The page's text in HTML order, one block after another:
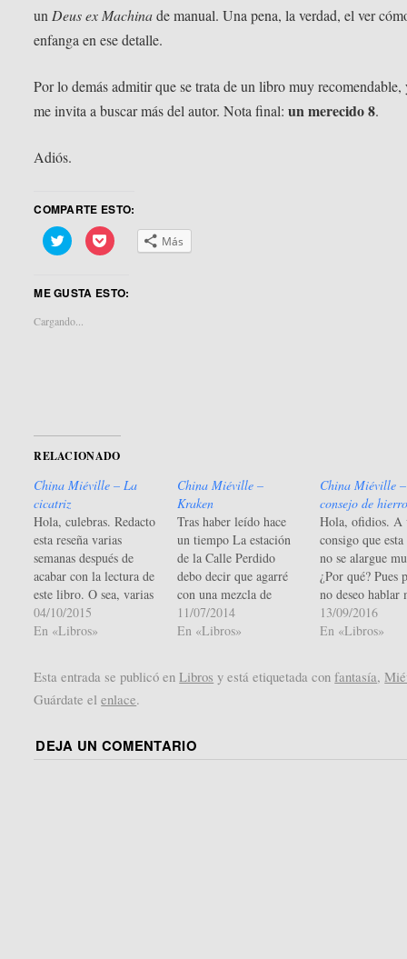
unDeus ex Machinade manual. Una pena, la verdad, el ver
enfanga en ese detalle.
Por lo demás admitir que se trata de un libro muy recomendable,
me invita a buscar más del autor. Nota final:un merecido 8.
Adiós.
COMPARTE ESTO:
Haz
clic
Twitter
abre
en
Haz
clic
Pocket
Más
ME GUSTA ESTO:
Cargando...
RELACIONADO
China Miéville – La
cicatriz
Hola, culebras. Redacto
esta reseña varias
semanas después de
acabar con la lectura de
este libro. O sea, varias
semanas después de la
fecha que tiene esta
cabreado y ocupado
como para ponerme a
que pongo ahora va…
04/10/2015
En «Libros»
China Miéville –
Kraken
Tras haber leído hace
un tiempo La estación
de la Calle Perdido
debo decir que agarré
con una mezcla de
sentimientos este
Kraken. Me explico: el
fresco, invitando a
Crobuzón, pero lo
leído…
11/07/2014
En «Libros»
China Miéville
consejo de
Hola, ofidios. A
consigo que esta
no se alargue
¿Por qué? Pues
no deseo hablar
del mejor libro
leído en mucho
de hierro
13/09/2016
En «Libros»
Esta entrada se publicó enLibros y está etiquetada confantasía,
Guárdate elenlace.
DEJA UN COMENTARIO